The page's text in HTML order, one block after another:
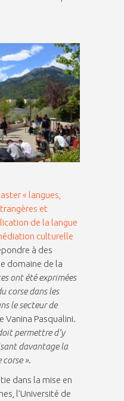
« langues,
et
de la langue
culturelle
à des
domaine de la
ont été exprimées
corse dans les
le secteur de
Vanina Pasqualini.
permettre d’y
davantage la
corse ».
dans la mise en
l’Université de